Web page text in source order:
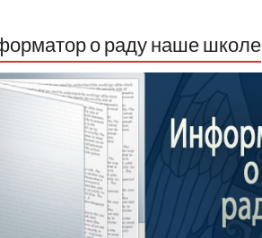
о раду наше школе